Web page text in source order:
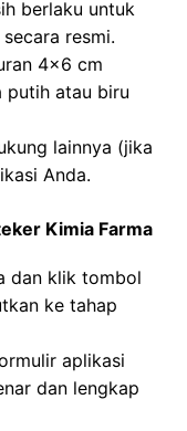
berlaku untuk
resmi.
4×6 cm
putih atau biru
lainnya (jika
Anda.
Kimia Farma
dan klik tombol
ke tahap
aplikasi
dan lengkap